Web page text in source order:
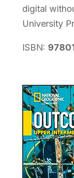
digital
University
ISBN: